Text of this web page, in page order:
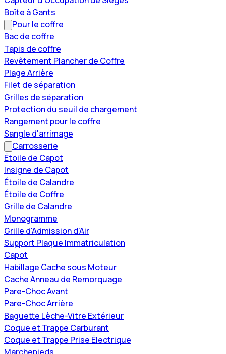
Boîte à Gants
Pour le coffre
Bac de coffre
Tapis de coffre
Revêtement Plancher de Coffre
Plage Arrière
Filet de séparation
Grilles de séparation
Protection du seuil de chargement
Rangement pour le coffre
Sangle d'arrimage
Carrosserie
Étoile de Capot
Insigne de Capot
Étoile de Calandre
Étoile de Coffre
Grille de Calandre
Monogramme
Grille d'Admission d'Air
Support Plaque Immatriculation
Capot
Habillage Cache sous Moteur
Cache Anneau de Remorquage
Pare-Choc Avant
Pare-Choc Arrière
Baguette Lèche-Vitre Extérieur
Coque et Trappe Carburant
Coque et Trappe Prise Électrique